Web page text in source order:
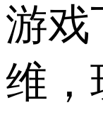
游戏
维，